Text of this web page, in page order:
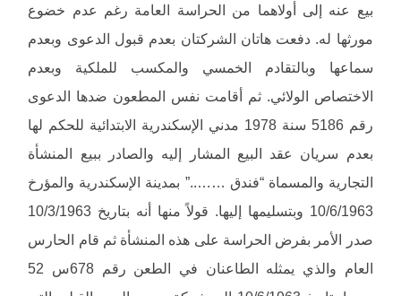
بيع عنه إلى أولاهما من الحراسة العامة رغم عدم خضوع
مورثها له. دفعت هاتان الشركتان بعدم قبول الدعوى وبعدم
سماعها وبالتقادم الخمسي والمكسب للملكية وبعدم
الاختصاص الولائي. ثم أقامت نفس المطعون ضدها الدعوى
رقم 5186 سنة 1978 مدني الإسكندرية الابتدائية للحكم لها
بعدم سريان عقد البيع المشار إليه والصادر ببيع المنشأة
التجارية والمسماة “فندق ……..” بمدينة الإسكندرية والمؤرخ
10/6/1963 وبتسليمها إليها. قولاً منها أنه بتاريخ 10/3/1963
صدر الأمر بفرض الحراسة على هذه المنشأة ثم قام الحارس
العام والذي يمثله الطاعنان في الطعن رقم 678س 52